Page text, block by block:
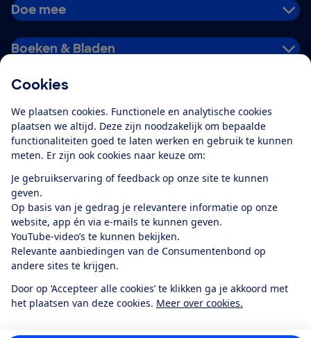
Cookies
We plaatsen cookies. Functionele en analytische cookies
plaatsen we altijd. Deze zijn noodzakelijk om bepaalde
functionaliteiten goed te laten werken en gebruik te kunnen
meten. Er zijn ook cookies naar keuze om:
Je gebruikservaring of feedback op onze site te kunnen
geven.
Op basis van je gedrag je relevantere informatie op onze
website, app én via e-mails te kunnen geven.
YouTube-video’s te kunnen bekijken.
Relevante aanbiedingen van de Consumentenbond op
andere sites te krijgen.
Door op ‘Accepteer alle cookies’ te klikken ga je akkoord met
het plaatsen van deze cookies. Meer over cookies.
Doe mee
Boeken & Bladen
Alles over de
app
Algemene Voorwaarden
Privacyverklaring
Cookiebeleid
Privacyvoorkeuren
Toegankelijkheid
RSS-feed nieuws
Facebook
TwitterInstagram
YoutubeLinkedIn
12.901consumentenbeoordelen de Consumentenbondmet gemiddeld